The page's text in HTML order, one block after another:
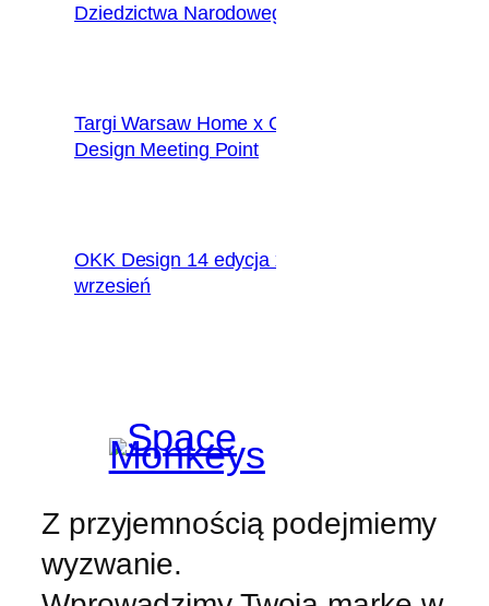
Dziedzictwa Narodowego
Targi Warsaw Home x OKK
Design Meeting Point
OKK Design 14 edycja x
wrzesień
Z przyjemnością podejmiemy
wyzwanie.